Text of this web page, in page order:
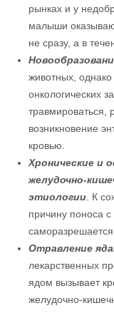
рынках и у
малыши
не сразу, а в
животных,
онкологических
травмироваться,
возникновение
кровью.
Хронические и
желудочно-
этиологии. К
причину поноса
саморазрешается.
Отравление
лекарственных
ядом вызывает
желудочно-